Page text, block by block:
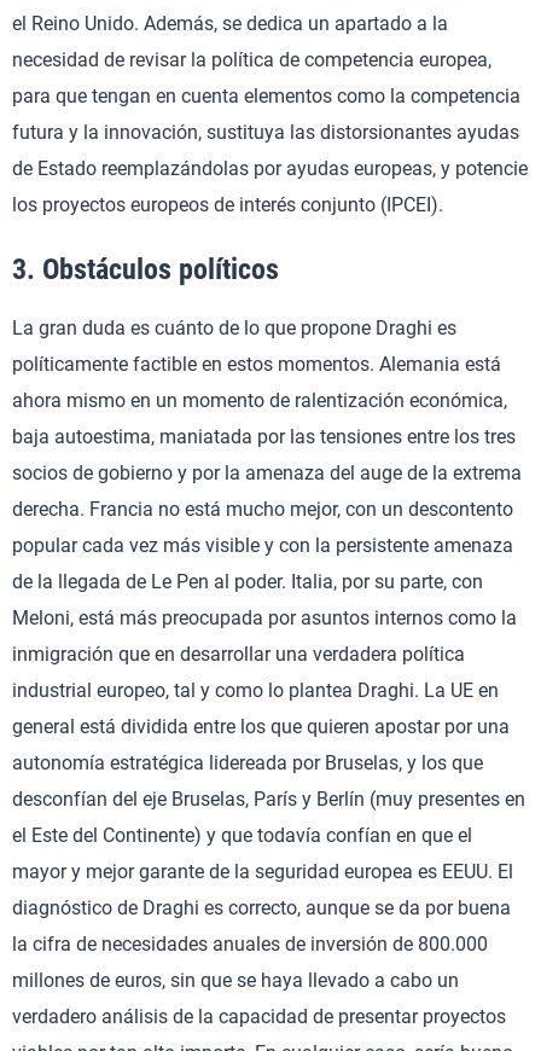
el Reino Unido. Además, se dedica un apartado a la
necesidad de revisar la política de competencia europea,
para que tengan en cuenta elementos como la competencia
futura y la innovación, sustituya las distorsionantes ayudas
de Estado reemplazándolas por ayudas europeas, y potencie
los proyectos europeos de interés conjunto (IPCEI).
3. Obstáculos políticos
La gran duda es cuánto de lo que propone Draghi es
políticamente factible en estos momentos. Alemania está
ahora mismo en un momento de ralentización económica,
baja autoestima, maniatada por las tensiones entre los tres
socios de gobierno y por la amenaza del auge de la extrema
derecha. Francia no está mucho mejor, con un descontento
popular cada vez más visible y con la persistente amenaza
de la llegada de Le Pen al poder. Italia, por su parte, con
Meloni, está más preocupada por asuntos internos como la
inmigración que en desarrollar una verdadera política
industrial europeo, tal y como lo plantea Draghi. La UE en
general está dividida entre los que quieren apostar por una
autonomía estratégica lidereada por Bruselas, y los que
desconfían del eje Bruselas, París y Berlín (muy presentes en
el Este del Continente) y que todavía confían en que el
mayor y mejor garante de la seguridad europea es EEUU. El
diagnóstico de Draghi es correcto, aunque se da por buena
la cifra de necesidades anuales de inversión de 800.000
millones de euros, sin que se haya llevado a cabo un
verdadero análisis de la capacidad de presentar proyectos